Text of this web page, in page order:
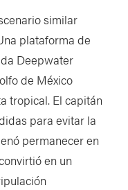
similar
plataforma de
Deepwater
de México
tropical. El capitán
para evitar la
permanecer en
en un